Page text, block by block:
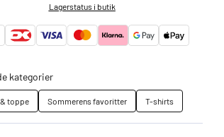
Lagerstatus i butik
kategorier
toppe Sommerens favoritter T-shirts